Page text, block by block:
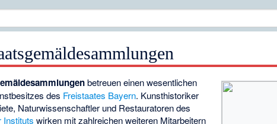
betreuen einen wesentlichen
des Freistaates Bayern. Kunsthistoriker
Naturwissenschaftler und Restauratoren des
Instituts wirken mit zahlreichen weiteren Mitarbeitern